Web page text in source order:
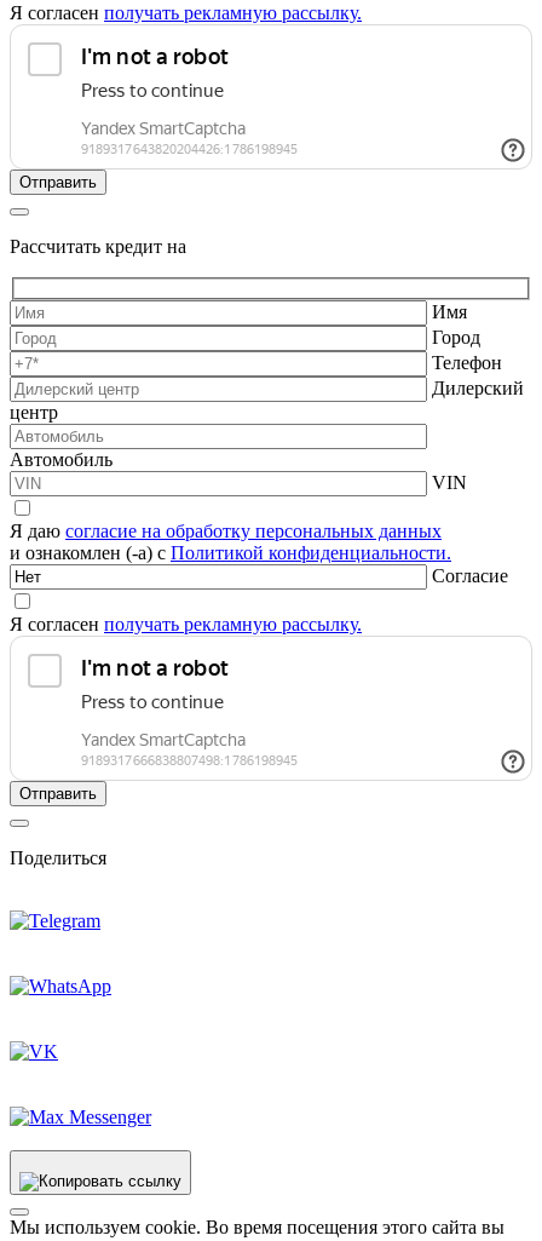
Я согласен получать рекламную рассылку.
Рассчитать кредит на
Имя
Город
Телефон
Дилерский
центр
Автомобиль
VIN
Я даю согласие на обработку персональных данных
и ознакомлен (-а) с Политикой конфиденциальности.
Согласие
Я согласен получать рекламную рассылку.
Поделиться
Мы используем cookie. Во время посещения этого сайта вы